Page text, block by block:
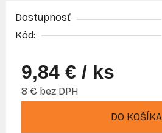
Dostupnosť
Kód:
9,84 € / ks
8 € bez DPH
DO KOŠÍKA